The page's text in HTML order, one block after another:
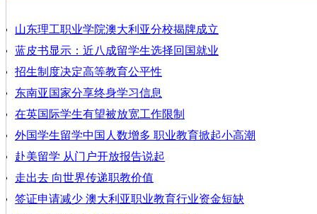
山东理工职业学院澳大利亚分校揭牌成立
蓝皮书显示：近八成留学生选择回国就业
招生制度决定高等教育公平性
东南亚国家分享终身学习信息
在英国际学生有望被放宽工作限制
外国学生留学中国人数增多 职业教育掀起小高潮
赴美留学 从门户开放报告说起
走出去 向世界传递职教价值
签证申请减少 澳大利亚职业教育行业资金短缺